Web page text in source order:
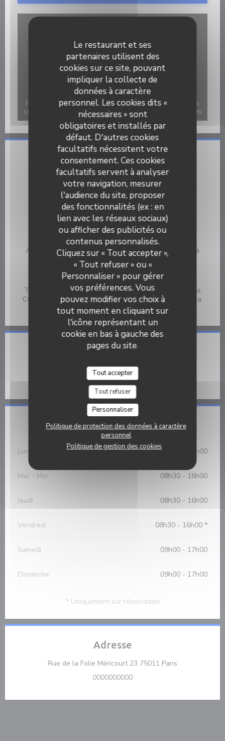
Le restaurant et ses
partenaires utilisent des
cookies sur ce site, pouvant
impliquer la collecte de
données à caractère
personnel. Les cookies dits «
nécessaires » sont
obligatoires et installés par
défaut. D'autres cookies
facultatifs nécessitent votre
consentement. Ces cookies
facultatifs servent à analyser
votre navigation, mesurer
l'audience du site, proposer
des fonctionnalités (ex : en
lien avec les réseaux sociaux)
ou afficher des publicités ou
contenus personnalisés.
Cliquez sur « Tout accepter »,
« Tout refuser » ou «
Personnaliser » pour gérer
vos préférences. Vous
pouvez modifier vos choix à
tout moment en cliquant sur
l'icône représentant un
cookie en bas à gauche des
pages du site.
Tout accepter
Tout refuser
Personnaliser
Politique de protection des données à caractère
personnel
Politique de gestion des cookies
Pour afficher la carte interactive Waze, vous devez accepter les
cookies Waze Map (Google). Ces cookies peuvent collecter des
données de navigation et de localisation.
Infos pratiques
Cuisine
Brunch , Restaurant Rapide Healthy
Type de restaurant
Café - Restaurant - Brunch
Services
Anniversaires, Vente sur place ou à emporter, Vente à
emporter
Moyens de paiement
Ticket restaurant dématérialisé, Paiement mobile, Sans
Contact, Apple Pay, Eurocard/Mastercard, Espèces, Visa,
American Express, Carte Bleue
Accès
Métro
St Ambroise
Horaires
Lundi 08h30 - 16h00
Mar - Mer 08h30 - 16h00
Jeudi 08h30 - 16h00
Vendredi 08h30 - 16h00 *
Samedi 09h00 - 17h00
Dimanche 09h00 - 17h00
* Uniquement sur réservation
Adresse
Rue de la Folie Méricourt 23 75011 Paris
0000000000